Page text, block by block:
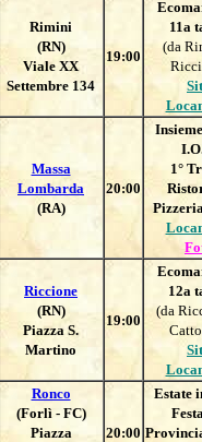
Rimini
(RN)
Viale XX
Settembre 134
19:00
11a
(da
Massa
Lombarda
(RA)
20:00
1°
Riccione
(RN)
Piazza S.
Martino
19:00
12a
(da
Ronco
(Forlì - FC)
Piazza
20:00
Estate